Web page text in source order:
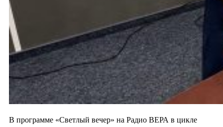
В программе «Светлый вечер» на Радио ВЕРА в цикле